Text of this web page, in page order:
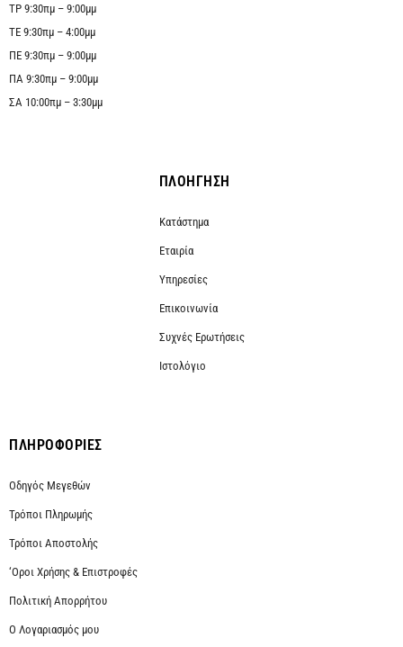
ΤΡ 9:30πμ – 9:00μμ
ΤΕ 9:30πμ – 4:00μμ
ΠΕ 9:30πμ – 9:00μμ
ΠΑ 9:30πμ – 9:00μμ
ΣΑ 10:00πμ – 3:30μμ
ΠΛΟΗΓΗΣΗ
Κατάστημα
Εταιρία
Υπηρεσίες
Επικοινωνία
Συχνές Ερωτήσεις
Ιστολόγιο
ΠΛΗΡΟΦΟΡΙΕΣ
Οδηγός Μεγεθών
Τρόποι Πληρωμής
Τρόποι Αποστολής
‘Οροι Χρήσης & Επιστροφές
Πολιτική Απορρήτου
Ο Λογαριασμός μου